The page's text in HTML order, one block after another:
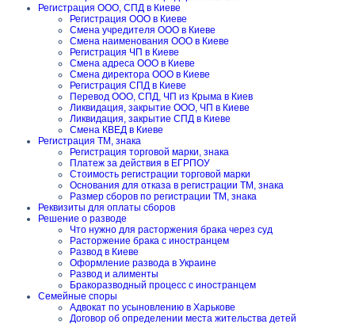
Регистрация ООО, СПД в Киеве
Регистрация ООО в Киеве
Смена учредителя ООО в Киеве
Смена наименования ООО в Киеве
Регистрация ЧП в Киеве
Смена адреса ООО в Киеве
Смена директора ООО в Киеве
Регистрация СПД в Киеве
Перевод ООО, СПД, ЧП из Крыма в Киев
Ликвидация, закрытие ООО, ЧП в Киеве
Ликвидация, закрытие СПД в Киеве
Смена КВЕД в Киеве
Регистрация ТМ, знака
Регистрация торговой марки, знака
Платеж за действия в ЕГРПОУ
Стоимость регистрации торговой марки
Основания для отказа в регистрации ТМ, знака
Размер сборов по регистрации ТМ, знака
Реквизиты для оплаты сборов
Решение о разводе
Что нужно для расторжения брака через суд
Расторжение брака с иностранцем
Развод в Киеве
Оформление развода в Украине
Развод и алименты
Бракоразводный процесс с иностранцем
Семейные споры
Адвокат по усыновлению в Харькове
Договор об определении места жительства детей